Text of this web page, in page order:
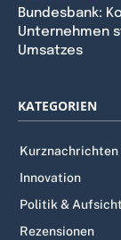
Bundesbank:
Unternehmen
Umsatzes
KATEGORIEN
Kurznachrichten
Innovation
Politik & Aufsicht
Rezensionen